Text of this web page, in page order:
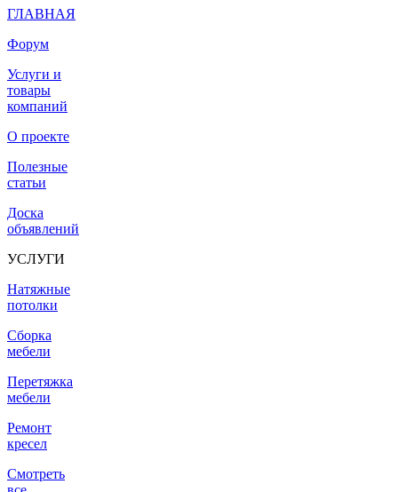
ГЛАВНАЯ
Форум
Услуги и
товары
компаний
О проекте
Полезные
статьи
Доска
объявлений
УСЛУГИ
Натяжные
потолки
Сборка
мебели
Перетяжка
мебели
Ремонт
кресел
Смотреть